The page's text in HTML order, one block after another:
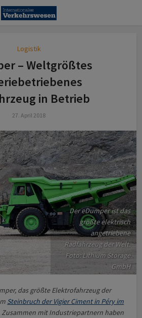
Logistik
– Weltgrößtes
in Betrieb
27. April 2018
Der eDumper ist das
größte elektrisch
angetriebene
Radfahrzeug der Welt.
Foto: Lithium Storage
GmbH
das größte Elektrofahrzeug der
Steinbruch der Vigier Ciment in Péry im
Zusammen mit Industriepartnern haben